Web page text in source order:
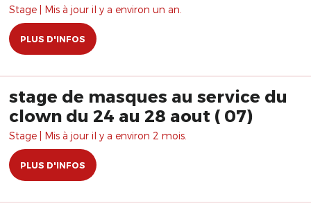
Stage | Mis à jour il y a environ un an.
PLUS D'INFOS
stage de masques au service du
clown du 24 au 28 aout ( 07)
Stage | Mis à jour il y a environ 2 mois.
PLUS D'INFOS